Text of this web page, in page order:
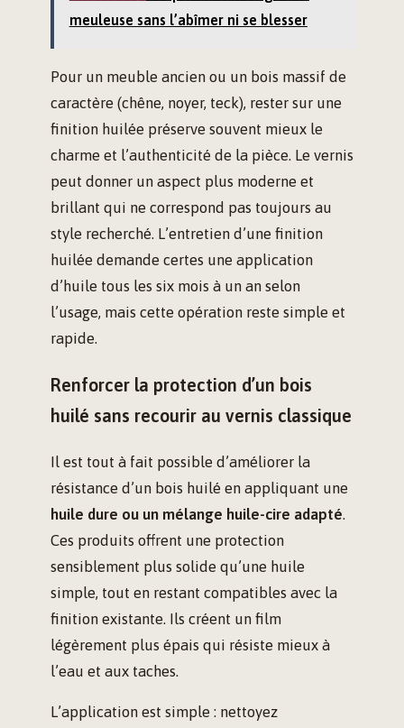
meuleuse sans l’abîmer ni se blesser
Pour un meuble ancien ou un bois massif de
caractère (chêne, noyer, teck), rester sur une
finition huilée préserve souvent mieux le
charme et l’authenticité de la pièce. Le vernis
peut donner un aspect plus moderne et
brillant qui ne correspond pas toujours au
style recherché. L’entretien d’une finition
huilée demande certes une application
d’huile tous les six mois à un an selon
l’usage, mais cette opération reste simple et
rapide.
Renforcer la protection d’un bois
huilé sans recourir au vernis classique
Il est tout à fait possible d’améliorer la
résistance d’un bois huilé en appliquant une
huile dure ou un mélange huile-cire adapté.
Ces produits offrent une protection
sensiblement plus solide qu’une huile
simple, tout en restant compatibles avec la
finition existante. Ils créent un film
légèrement plus épais qui résiste mieux à
l’eau et aux taches.
L’application est simple : nettoyez